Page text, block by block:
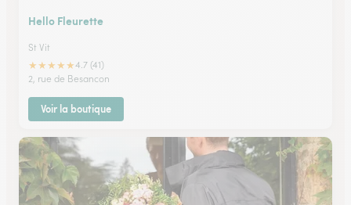
Hello Fleurette
St Vit
★★★★★4.7 (41)
2, rue de Besancon
Voir la boutique